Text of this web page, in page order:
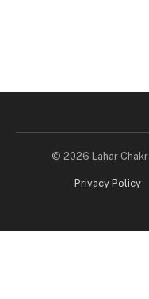
© 2026 Lahar
Privacy Policy